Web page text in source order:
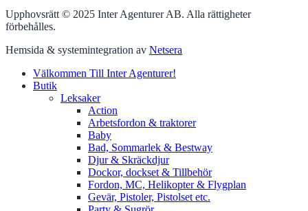
Upphovsrätt © 2025 Inter Agenturer AB. Alla rättigheter
förbehålles.
Hemsida & systemintegration av Netsera
Välkommen Till Inter Agenturer!
Butik
Leksaker
Action
Arbetsfordon & traktorer
Baby
Bad, Sommarlek & Bestway
Djur & Skräckdjur
Dockor, dockset & Tillbehör
Fordon, MC, Helikopter & Flygplan
Gevär, Pistoler, Pistolset etc.